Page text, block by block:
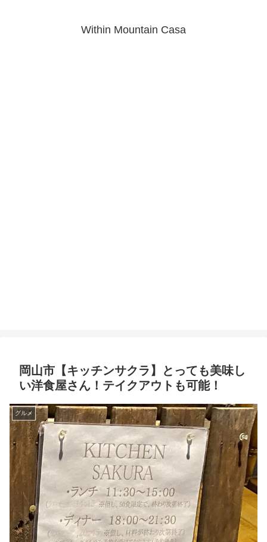
Within Mountain Casa
岡山市【キッチンサクラ】とっても美味し
い洋食屋さん！テイクアウトも可能！
グルメ